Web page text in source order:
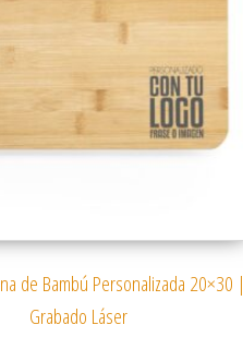
de Bambú Personalizada 20×30 |
Grabado Láser